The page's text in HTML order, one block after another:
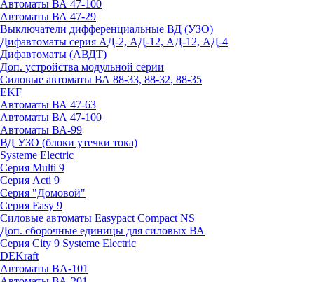
Автоматы ВА 47-100
Автоматы ВА 47-29
Выключатели дифференциальные ВД (УЗО)
Дифавтоматы серия АД-2, АД-12, АД-12, АД-4
Дифавтоматы (АВДТ)
Доп. устройства модульной серии
Силовые автоматы ВА 88-33, 88-32, 88-35
EKF
Автоматы ВА 47-63
Автоматы ВА 47-100
Автоматы ВА-99
ВД УЗО (блоки утечки тока)
Systeme Electric
Серия Multi 9
Серия Acti 9
Серия "Домовой"
Серия Easy 9
Силовые автоматы Easypact Compact NS
Доп. сборочные единицы для силовых ВА
Серия City 9 Systeme Electric
DEKraft
Автоматы BA-101